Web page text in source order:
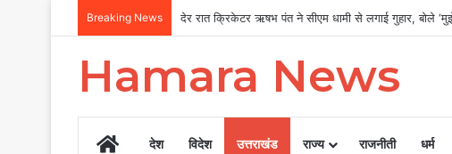
Breaking News उत्तराखंड सरकार का बड़ा फैसला, पुरुषों व महिलाओं को अब
Hamara News
Homeदेश विदेश उत्तराखंड राज्य राजनीती धर्म